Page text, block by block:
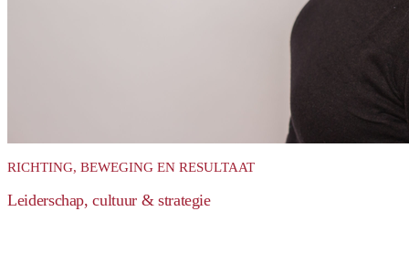
RICHTING, BEWEGING EN RESULTAAT
Leiderschap, cultuur & strategie